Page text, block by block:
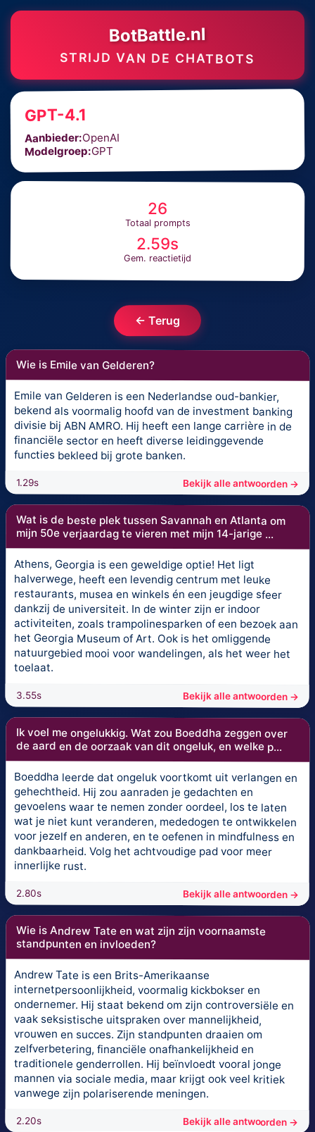
BotBattle.nl
STRIJD VAN DE CHATBOTS
GPT-4.1
Aanbieder:OpenAI
Modelgroep:GPT
26
Totaal prompts
2.59s
Gem. reactietijd
← Terug
Wie is Emile van Gelderen?
Emile van Gelderen is een Nederlandse oud-bankier,
bekend als voormalig hoofd van de investment banking
divisie bij ABN AMRO. Hij heeft een lange carrière in de
financiële sector en heeft diverse leidinggevende
functies bekleed bij grote banken.
1.29s Bekijk alle antwoorden →
Wat is de beste plek tussen Savannah en Atlanta om
mijn 50e verjaardag te vieren met mijn 14-jarige ...
Athens, Georgia is een geweldige optie! Het ligt
halverwege, heeft een levendig centrum met leuke
restaurants, musea en winkels én een jeugdige sfeer
dankzij de universiteit. In de winter zijn er indoor
activiteiten, zoals trampolinesparken of een bezoek aan
het Georgia Museum of Art. Ook is het omliggende
natuurgebied mooi voor wandelingen, als het weer het
toelaat.
3.55s Bekijk alle antwoorden →
Ik voel me ongelukkig. Wat zou Boeddha zeggen over
de aard en de oorzaak van dit ongeluk, en welke p...
Boeddha leerde dat ongeluk voortkomt uit verlangen en
gehechtheid. Hij zou aanraden je gedachten en
gevoelens waar te nemen zonder oordeel, los te laten
wat je niet kunt veranderen, mededogen te ontwikkelen
voor jezelf en anderen, en te oefenen in mindfulness en
dankbaarheid. Volg het achtvoudige pad voor meer
innerlijke rust.
2.80s Bekijk alle antwoorden →
Wie is Andrew Tate en wat zijn zijn voornaamste
standpunten en invloeden?
Andrew Tate is een Brits-Amerikaanse
internetpersoonlijkheid, voormalig kickbokser en
ondernemer. Hij staat bekend om zijn controversiële en
vaak seksistische uitspraken over mannelijkheid,
vrouwen en succes. Zijn standpunten draaien om
zelfverbetering, financiële onafhankelijkheid en
traditionele genderrollen. Hij beïnvloedt vooral jonge
mannen via sociale media, maar krijgt ook veel kritiek
vanwege zijn polariserende meningen.
2.20s Bekijk alle antwoorden →